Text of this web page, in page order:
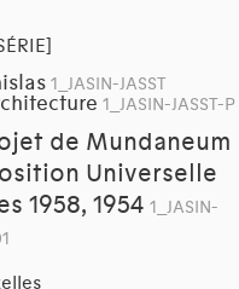
1_JASIN-JASST
1_JASIN-JASST-P
de Mundaneum
Universelle
1958, 1954 1_JASIN-